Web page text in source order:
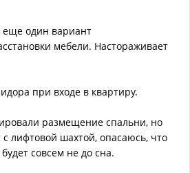
еще один вариант
мебели. Настораживает
при входе в квартиру.
размещение спальни, но
с лифтовой шахтой, опасаюсь, что
совсем не до сна.